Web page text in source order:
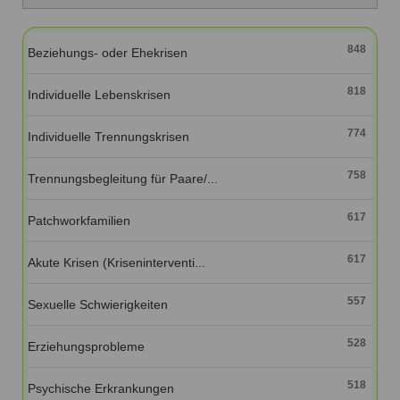
Qualitätssicherung
Qualität unserer Therapeuten
Familienthemen
Fortbildungen
Ausbildungsinstitute
Liste der Fachverbände
Benutzername*
Passwort*
Links
Formular zur Registrierung
Beziehungs- oder Ehekrisen 848
Individuelle Lebenskrisen 818
Individuelle Trennungskrisen 774
Trennungsbegleitung für Paare/... 758
Patchworkfamilien 617
Akute Krisen (Kriseninterventi... 617
Sexuelle Schwierigkeiten 557
Erziehungsprobleme 528
Psychische Erkrankungen 518